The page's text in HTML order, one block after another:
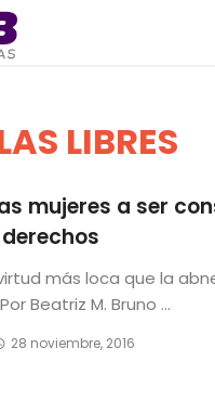
LIBRES
mujeres a ser
más loca que la
Beatriz M. Bruno ...
28 noviembre, 2016